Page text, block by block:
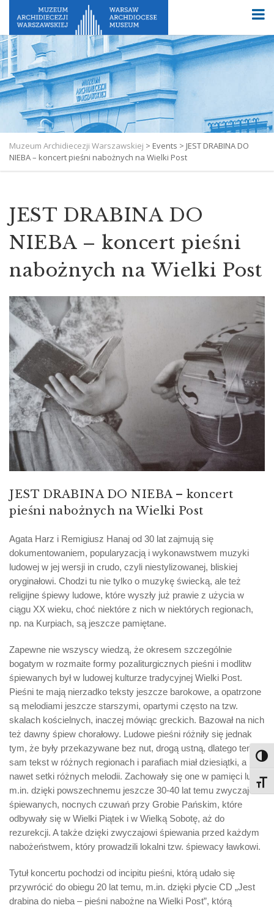
Muzeum Archidiecezji Warszawskiej > Events > JEST DRABINA DO
NIEBA – koncert pieśni nabożnych na Wielki Post
JEST DRABINA DO
NIEBA – koncert pieśni
nabożnych na Wielki Post
JEST DRABINA DO NIEBA – koncert
pieśni nabożnych na Wielki Post
Agata Harz i Remigiusz Hanaj od 30 lat zajmują się
dokumentowaniem, popularyzacją i wykonawstwem muzyki
ludowej w jej wersji in crudo, czyli niestylizowanej, bliskiej
oryginałowi. Chodzi tu nie tylko o muzykę świecką, ale też
religijne śpiewy ludowe, które wyszły już prawie z użycia w
ciągu XX wieku, choć niektóre z nich w niektórych regionach,
np. na Kurpiach, są jeszcze pamiętane.
Zapewne nie wszyscy wiedzą, że okresem szczególnie
bogatym w rozmaite formy pozaliturgicznych pieśni i modlitw
śpiewanych był w ludowej kulturze tradycyjnej Wielki Post.
Pieśni te mają nierzadko teksty jeszcze barokowe, a opatrzone
są melodiami jeszcze starszymi, opartymi często na tzw.
skalach kościelnych, inaczej mówiąc greckich. Bazował na nich
też dawny śpiew chorałowy. Ludowe pieśni różniły się jednak
tym, że były przekazywane bez nut, drogą ustną, dlatego ten
sam tekst w różnych regionach i parafiach miał dziesiątki, a
nawet setki różnych melodii. Zachowały się one w pamięci ludzi
m.in. dzięki powszechnemu jeszcze 30-40 lat temu zwyczajowi
śpiewanych, nocnych czuwań przy Grobie Pańskim, które
odbywały się w Wielki Piątek i w Wielką Sobotę, aż do
rezurekcji. A także dzięki zwyczajowi śpiewania przed każdym
nabożeństwem, który prowadzili lokalni tzw. śpiewacy ławkowi.
Tytuł koncertu pochodzi od incipitu pieśni, którą udało się
przywrócić do obiegu 20 lat temu, m.in. dzięki płycie CD „Jest
drabina do nieba – pieśni nabożne na Wielki Post”, którą